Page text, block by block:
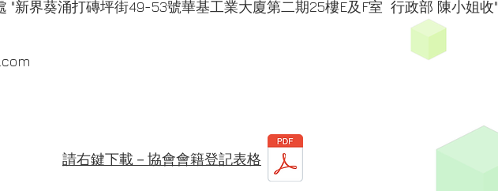
"新界葵涌打磚坪街49-53號華基工業大廈第二期25樓E及F室 行政部 陳小姐收"
請右鍵下載－協會會籍登記表格